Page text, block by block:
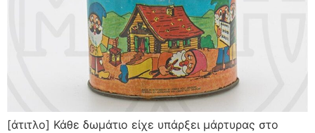
[άτιτλο] Κάθε δωμάτιο είχε υπάρξει μάρτυρας στο